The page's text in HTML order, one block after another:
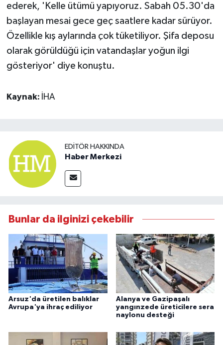
ederek, 'Kelle ütümü yapıyoruz. Sabah 05.30'da
başlayan mesai gece geç saatlere kadar sürüyor.
Özellikle kış aylarında çok tüketiliyor. Şifa deposu
olarak görüldüğü için vatandaşlar yoğun ilgi
gösteriyor' diye konuştu.
Kaynak: İHA
EDITÖR HAKKINDA
Haber Merkezi
Bunlar da ilginizi çekebilir
Arsuz'da üretilen balıklar
Avrupa'ya ihraç ediliyor
Alanya ve Gazipaşalı
yangınzede üreticilere sera
naylonu desteği